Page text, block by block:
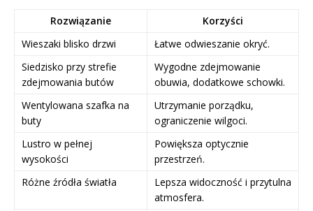
Rozwiązanie
Korzyści
Wieszaki blisko drzwi
Łatwe odwieszanie okryć.
Siedzisko przy strefie
zdejmowania butów
Wygodne zdejmowanie
obuwia, dodatkowe schowki.
Wentylowana szafka na
buty
Utrzymanie porządku,
ograniczenie wilgoci.
Lustro w pełnej
wysokości
Powiększa optycznie
przestrzeń.
Różne źródła światła
Lepsza widoczność i przytulna
atmosfera.